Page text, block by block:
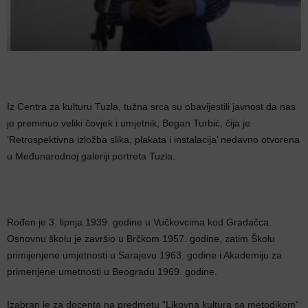
Iz Centra za kulturu Tuzla, tužna srca su obavijestili javnost da nas
je preminuo veliki čovjek i umjetnik, Began Turbić, čija je
‘Retrospektivna izložba slika, plakata i instalacija’ nedavno otvorena
u Međunarodnoj galeriji portreta Tuzla.
Rođen je 3. lipnja 1939. godine u Vučkovcima kod Gradačca.
Osnovnu školu je završio u Brčkom 1957. godine, zatim Školu
primijenjene umjetnosti u Sarajevu 1963. godine i Akademiju za
primenjene umetnosti u Beogradu 1969. godine.
Izabran je za docenta na predmetu “Likovna kultura sa metodikom”